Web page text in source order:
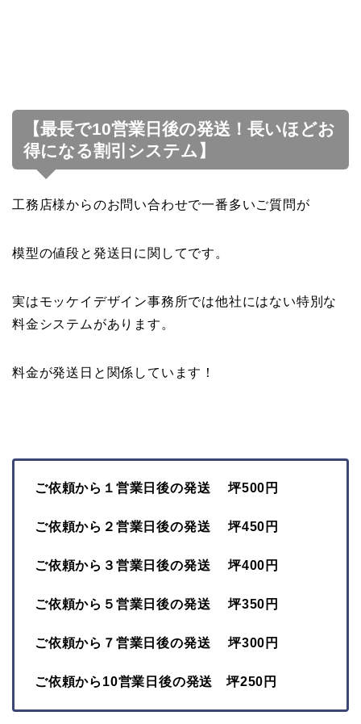
【最長で10営業日後の発送！長いほどお
得になる割引システム】
工務店様からのお問い合わせで一番多いご質問が
模型の値段と発送日に関してです。
実はモッケイデザイン事務所では他社にはない特別な
料金システムがあります。
料金が発送日と関係しています！
ご依頼から１営業日後の発送 坪500円
ご依頼から２営業日後の発送 坪450円
ご依頼から３営業日後の発送 坪400円
ご依頼から５営業日後の発送 坪350円
ご依頼から７営業日後の発送 坪300円
ご依頼から10営業日後の発送 坪250円